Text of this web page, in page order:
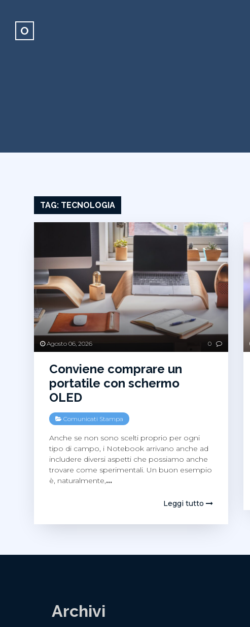
O
TAG: TECNOLOGIA
Agosto 06, 2026 0
Conviene comprare un
portatile con schermo
OLED
Comunicati Stampa
Anche se non sono scelti proprio per ogni
tipo di campo, i Notebook arrivano anche ad
includere diversi aspetti che possiamo anche
trovare come sperimentali. Un buon esempio
è, naturalmente,…
Leggi tutto
Archivi